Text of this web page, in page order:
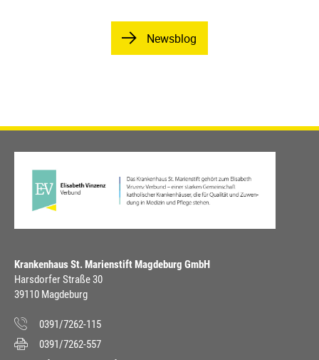
Newsblog
Krankenhaus St. Marienstift Magdeburg GmbH
Harsdorfer Straße 30
39110 Magdeburg
0391/7262-115
0391/7262-557